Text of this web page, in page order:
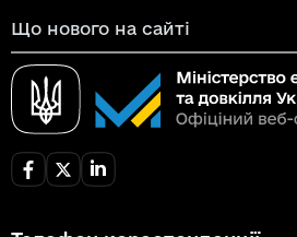
Що нового на сайті